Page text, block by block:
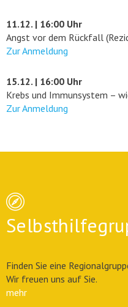
11.12. | 16:00 Uhr
Angst vor dem Rückfall
Zur Anmeldung
15.12. | 16:00 Uhr
Krebs und Immunsystem –
Zur Anmeldung
Finden Sie eine
Wir freuen uns auf Sie.
mehr